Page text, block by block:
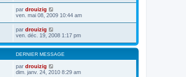
par drouizig
ven. mai 08, 2009 10:44 am
par drouizig
ven. déc. 19, 2008 1:17 pm
DERNIER MESSAGE
par drouizig
dim. janv. 24, 2010 8:29 am